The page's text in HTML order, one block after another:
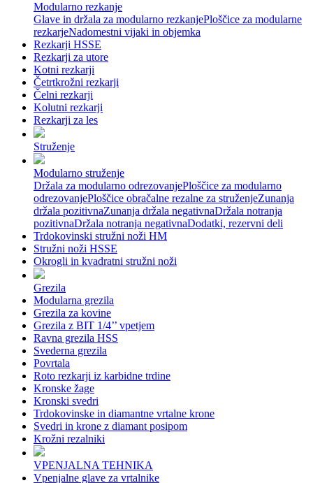
Modularno rezkanje
Glave in držala za modularno rezkanjePloščice za modularne
rezkarjeNadomestni vijaki in objemka
Rezkarji HSSE
Rezkarji za utore
Kotni rezkarji
Četrtkrožni rezkarji
Čelni rezkarji
Kolutni rezkarji
Rezkarji za les
Struženje
Modularno struženje
Držala za modularno odrezovanjePloščice za modularno
odrezovanjePloščice obračalne rezalne za struženjeZunanja
držala pozitivnaZunanja držala negativnaDržala notranja
pozitivnaDržala notranja negativnaDodatki, rezervni deli
Trdokovinski stružni noži HM
Stružni noži HSSE
Okrogli in kvadratni stružni noži
Grezila
Modularna grezila
Grezila za kovine
Grezila z BIT 1/4’’ vpetjem
Ravna grezila HSS
Svederna grezila
Povrtala
Roto rezkarji iz karbidne trdine
Kronske žage
Kronski svedri
Trdokovinske in diamantne vrtalne krone
Svedri in krone z diamant posipom
Krožni rezalniki
VPENJALNA TEHNIKA
Vpenjalne glave za vrtalnike